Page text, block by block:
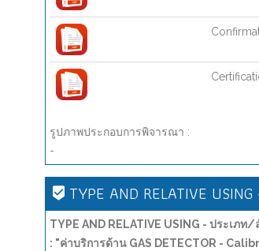
รูปภาพประกอบการพิจารณา :
-
TYPE AND RELATIVE
TYPE AND RELATIVE USING - ประเ
: "ค่าบริการด้าน GAS DETECTOR -